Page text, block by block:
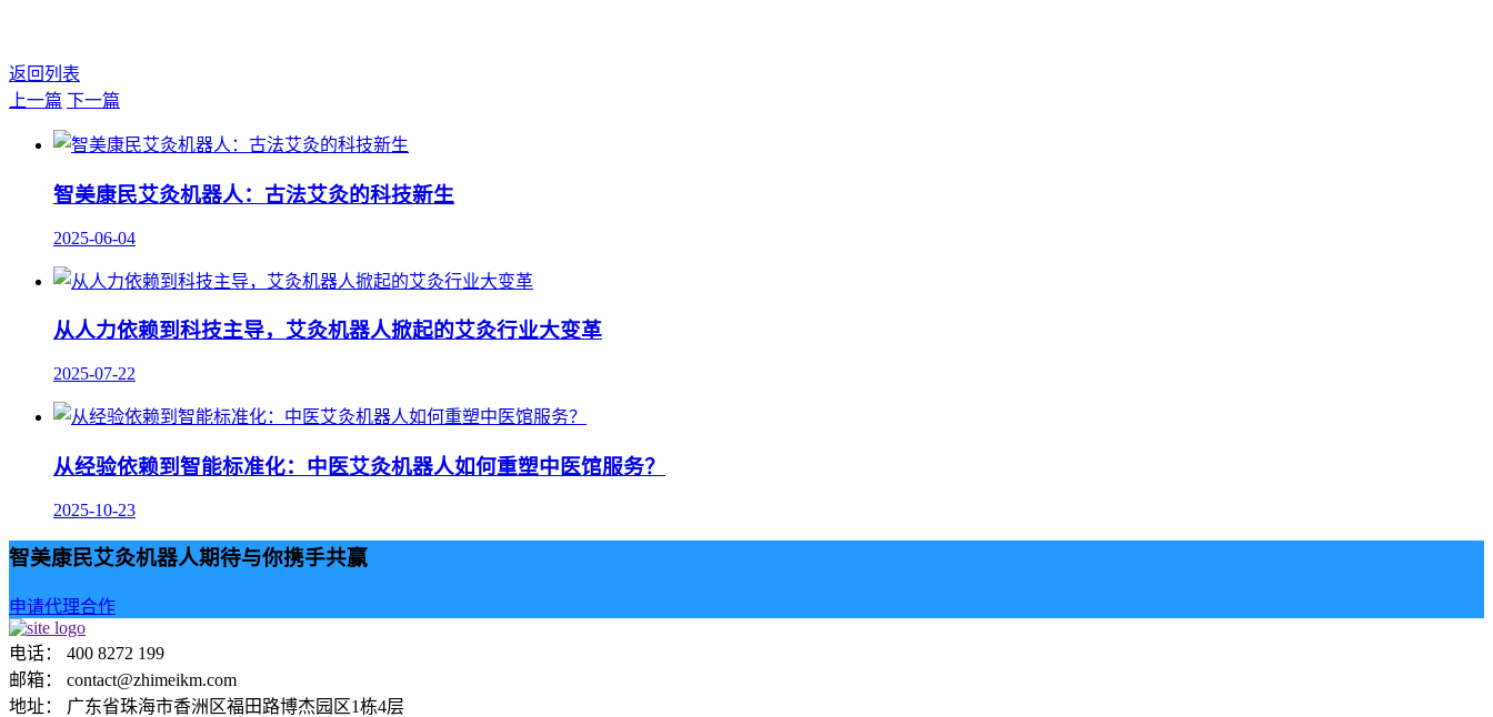
返回列表
上一篇 下一篇
智美康民艾灸机器人：古法艾灸的科技新生
2025-06-04
从人力依赖到科技主导，艾灸机器人掀起的艾灸行业大变革
2025-07-22
从经验依赖到智能标准化：中医艾灸机器人如何重塑中医馆服务？
2025-10-23
智美康民艾灸机器人期待与你携手共赢
申请代理合作
电话： 400 8272 199
邮箱： contact@zhimeikm.com
地址： 广东省珠海市香洲区福田路博杰园区1栋4层